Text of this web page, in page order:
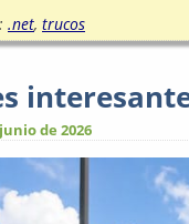
.net, trucos
de 2026